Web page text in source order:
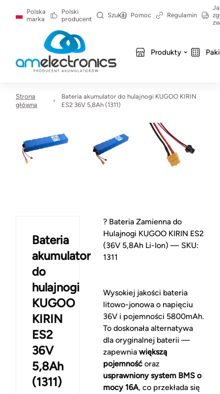
Polska
marka
Polski
producent
Szukaj Pomoc Regulamin
Produkty
Strona
główna
Bateria akumulator do hulajnogi KUGOO KIRIN
ES2 36V 5,8Ah (1311)
Bateria
akumulator
do
hulajnogi
KUGOO
KIRIN
ES2
36V
5,8Ah
(1311)
? Bateria Zamienna do
Hulajnogi KUGOO KIRIN ES2
(36V 5,8Ah Li-Ion) — SKU:
1311
Wysokiej jakości bateria
litowo-jonowa o napięciu
36V i pojemności 5800mAh.
To doskonała alternatywa
dla oryginalnej baterii —
zapewnia większą
pojemnośćoraz
usprawniony system BMS o
mocy 16A, co przekłada się